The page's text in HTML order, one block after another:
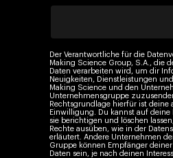
Der Verantwortliche für die
Making Science Group, S.A., die
Daten verarbeiten wird, um dir
Neuigkeiten, Dienstleistungen
Making Science und den
Unternehmensgruppe
Rechtsgrundlage hierfür ist deine
Einwilligung. Du kannst auf deine
sie berichtigen und löschen
Rechte ausüben, wie in der
erläutert. Andere Unternehmen
Gruppe können Empfänger
Daten sein, je nach deinen